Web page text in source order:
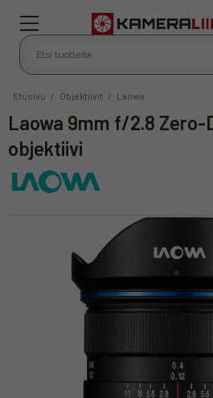
Etusivu / Objektiivit / Laowa
Laowa 9mm f/2.8 Zero-D (MFT) -
objektiivi